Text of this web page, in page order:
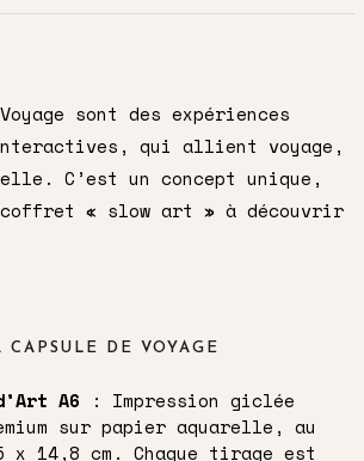
sont des expériences
qui allient voyage,
C’est un concept unique,
coffret « slow art » à découvrir
DE VOYAGE
A6
: Impression giclée
sur papier aquarelle, au
x 14,8 cm. Chaque tirage est